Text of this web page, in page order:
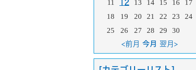
11
12 13 14 15 16
17
18
19 20 21 22 23
24
25
26 27 28 29 30
<前月 今月 翌月>